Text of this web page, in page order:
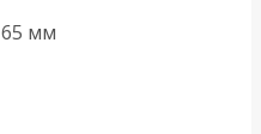
65 мм